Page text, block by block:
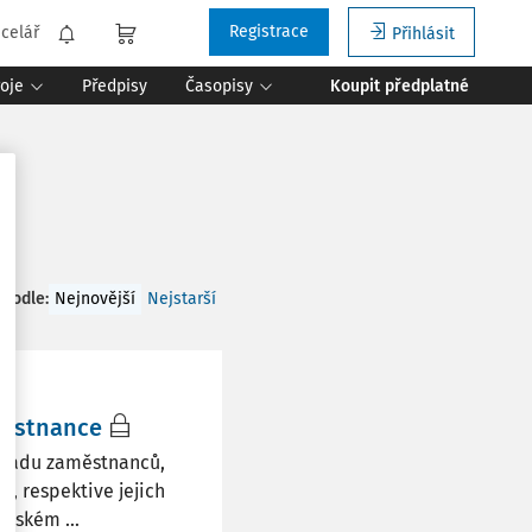
Přihlásit
Registrace
Předpisy Časopisy Koupit předplatné
: Nejnovější Nejstarší
zaměstnanců,
respektive jejich
...